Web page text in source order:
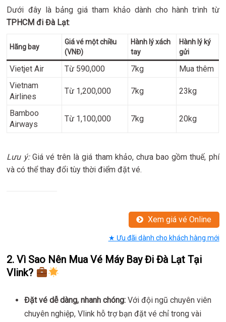
Dưới đây là bảng giá tham khảo dành cho hành trình từ
TPHCM đi Đà Lạt:
Hãng bay
Giá vé một chiều
(VNĐ)
Hành lý xách
tay
Hành lý ký
gửi
Vietjet Air Từ 590,000 7kg
Mua thêm
Vietnam
Airlines
Từ 1,200,000 7kg 23kg
Bamboo
Airways
Từ 1,100,000 7kg 20kg
Lưu ý:Giá vé trên là giá tham khảo, chưa bao gồm thuế, phí
và có thể thay đổi tùy thời điểm đặt vé.
Xem giá vé Online
★ Ưu đãi dành cho khách hàng mới
2. Vì Sao Nên Mua Vé Máy Bay Đi Đà Lạt Tại
Vlink?
Đặt vé dễ dàng, nhanh chóng: Với đội ngũ chuyên viên
chuyên nghiệp, Vlink hỗ trợ bạn đặt vé chỉ trong vài